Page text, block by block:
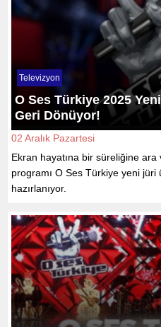
Televizyon
O Ses Türkiye 2025
Geri Dönüyor!
02 Aralık Pazartesi
Ekran hayatına bir süreliğine ara
programı O Ses Türkiye yeni
hazırlanıyor.